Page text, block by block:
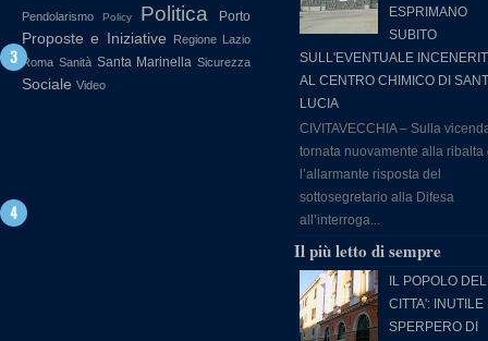
Pendolarismo Policy Politica Porto
Proposte e Iniziative
Regione Lazio
Roma Sanità Santa Marinella Sicurezza
Sociale Video
ESPRIMANO
SUBITO
SULL'EVENTUALE
AL CENTRO CHIMICO DI
LUCIA
CIVITAVECCHIA – Sulla
tornata nuovamente alla ribalta
l’allarmante risposta del
sottosegretario alla Difesa
all’interroga...
Il più letto di sempre
IL POPOLO
CITTA': INUTILE
SPERPERO DI